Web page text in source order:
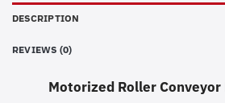
DESCRIPTION
REVIEWS (0)
Motorized Roller Conveyor